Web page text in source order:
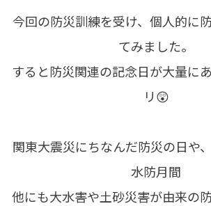
今回の防災訓練を受け、個人的に
てみました。
すると防災関連の記念日が大量に
リ😲
関東大震災にちなんだ防災の日や
水防月間
他にも大水害や土砂災害が由来の